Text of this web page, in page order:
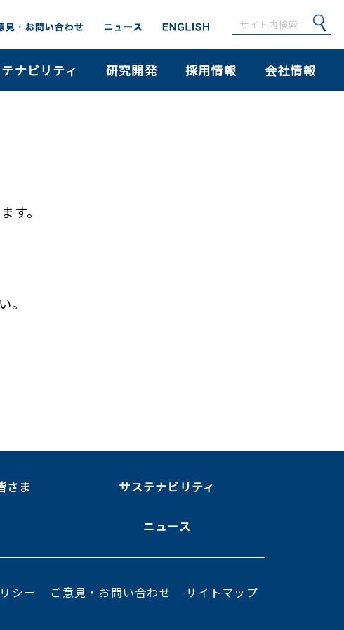
ナビリティ 研究開発 採用情報 会社情報
す。
。
さま サステナビリティ
ニュース
シー ご意見・お問い合わせ サイトマップ